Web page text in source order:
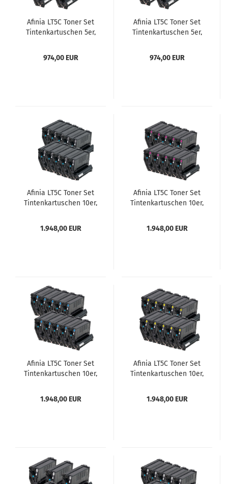
Afinia LT5C Toner Set
Tintenkartuschen 5er,
974,00 EUR
Afinia LT5C Toner Set
Tintenkartuschen 5er,
974,00 EUR
Afinia LT5C Toner Set
Tintenkartuschen 10er,
1.948,00 EUR
Afinia LT5C Toner Set
Tintenkartuschen 10er,
1.948,00 EUR
Afinia LT5C Toner Set
Tintenkartuschen 10er,
1.948,00 EUR
Afinia LT5C Toner Set
Tintenkartuschen 10er,
1.948,00 EUR